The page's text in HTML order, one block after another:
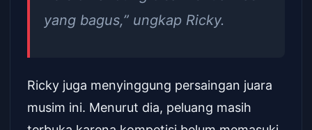
yang bagus,” ungkap Ricky.
Ricky juga menyinggung persaingan juara
musim ini. Menurut dia, peluang masih